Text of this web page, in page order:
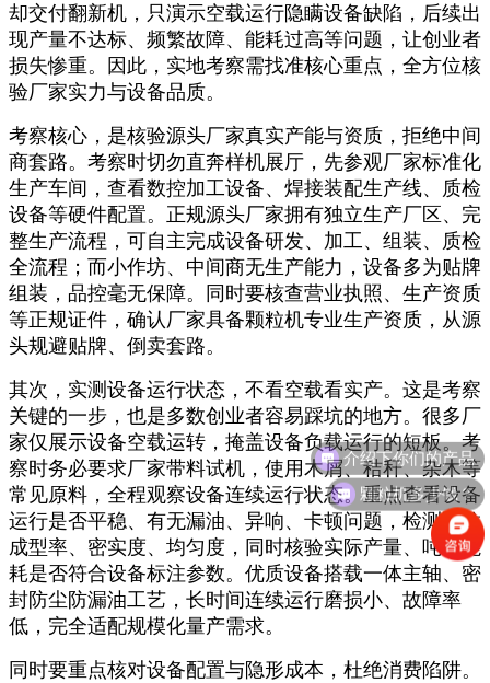
却交付翻新机，只演示空载运行隐瞒设备缺陷，后续出
现产量不达标、频繁故障、能耗过高等问题，让创业者
损失惨重。因此，实地考察需找准核心重点，全方位核
验厂家实力与设备品质。
考察核心，是核验源头厂家真实产能与资质，拒绝中间
商套路。考察时切勿直奔样机展厅，先参观厂家标准化
生产车间，查看数控加工设备、焊接装配生产线、质检
设备等硬件配置。正规源头厂家拥有独立生产厂区、完
整生产流程，可自主完成设备研发、加工、组装、质检
全流程；而小作坊、中间商无生产能力，设备多为贴牌
组装，品控毫无保障。同时要核查营业执照、生产资质
等正规证件，确认厂家具备颗粒机专业生产资质，从源
头规避贴牌、倒卖套路。
其次，实测设备运行状态，不看空载看实产。这是考察
关键的一步，也是多数创业者容易踩坑的地方。很多厂
家仅展示设备空载运转，掩盖设备负载运行的短板。考
察时务必要求厂家带料试机，使用木屑、秸秆、杂木等
常见原料，全程观察设备连续运行状态。重点查看设备
运行是否平稳、有无漏油、异响、卡顿问题，检测颗粒
成型率、密实度、均匀度，同时核验实际产量、吨料能
耗是否符合设备标注参数。优质设备搭载一体主轴、密
封防尘防漏油工艺，长时间连续运行磨损小、故障率
低，完全适配规模化量产需求。
同时要重点核对设备配置与隐形成本，杜绝消费陷阱。
介绍下你们的产品
颗粒机多少钱？